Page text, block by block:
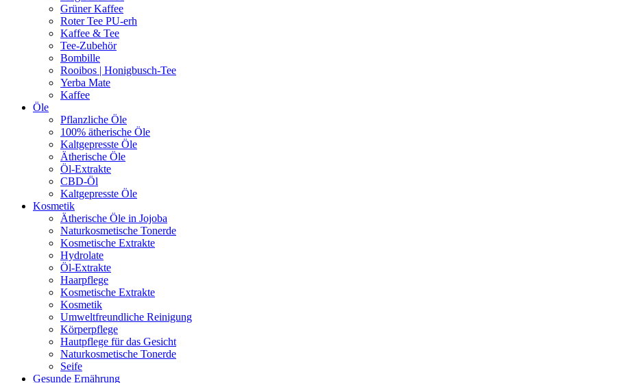
Grüner Kaffee
Roter Tee PU-erh
Kaffee & Tee
Tee-Zubehör
Bombille
Rooibos | Honigbusch-Tee
Yerba Mate
Kaffee
Öle
Pflanzliche Öle
100% ätherische Öle
Kaltgepresste Öle
Ätherische Öle
Öl-Extrakte
CBD-Öl
Kaltgepresste Öle
Kosmetik
Ätherische Öle in Jojoba
Naturkosmetische Tonerde
Kosmetische Extrakte
Hydrolate
Öl-Extrakte
Haarpflege
Kosmetische Extrakte
Kosmetik
Umweltfreundliche Reinigung
Körperpflege
Hautpflege für das Gesicht
Naturkosmetische Tonerde
Seife
Gesunde Ernährung